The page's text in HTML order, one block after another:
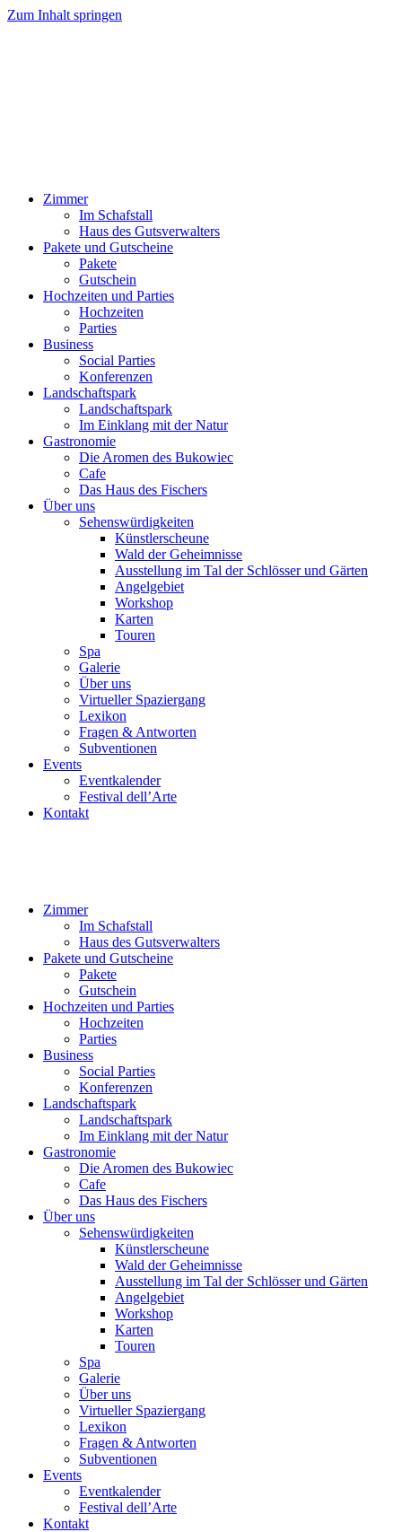
Zum Inhalt springen
Zimmer
Im Schafstall
Haus des Gutsverwalters
Pakete und Gutscheine
Pakete
Gutschein
Hochzeiten und Parties
Hochzeiten
Parties
Business
Social Parties
Konferenzen
Landschaftspark
Landschaftspark
Im Einklang mit der Natur
Gastronomie
Die Aromen des Bukowiec
Cafe
Das Haus des Fischers
Über uns
Sehenswürdigkeiten
Künstlerscheune
Wald der Geheimnisse
Ausstellung im Tal der Schlösser und Gärten
Angelgebiet
Workshop
Karten
Touren
Spa
Galerie
Über uns
Virtueller Spaziergang
Lexikon
Fragen & Antworten
Subventionen
Events
Eventkalender
Festival dell’Arte
Kontakt
Zimmer
Im Schafstall
Haus des Gutsverwalters
Pakete und Gutscheine
Pakete
Gutschein
Hochzeiten und Parties
Hochzeiten
Parties
Business
Social Parties
Konferenzen
Landschaftspark
Landschaftspark
Im Einklang mit der Natur
Gastronomie
Die Aromen des Bukowiec
Cafe
Das Haus des Fischers
Über uns
Sehenswürdigkeiten
Künstlerscheune
Wald der Geheimnisse
Ausstellung im Tal der Schlösser und Gärten
Angelgebiet
Workshop
Karten
Touren
Spa
Galerie
Über uns
Virtueller Spaziergang
Lexikon
Fragen & Antworten
Subventionen
Events
Eventkalender
Festival dell’Arte
Kontakt